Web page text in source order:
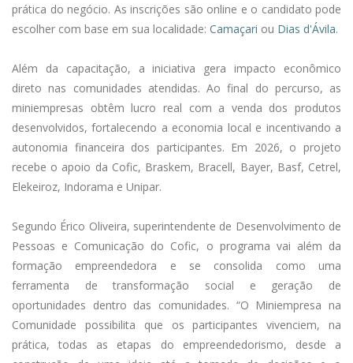
prática do negócio. As inscrições são online e o candidato pode
escolher com base em sua localidade: Camaçari ou Dias d'Ávila.
Além da capacitação, a iniciativa gera impacto econômico
direto nas comunidades atendidas. Ao final do percurso, as
miniempresas obtêm lucro real com a venda dos produtos
desenvolvidos, fortalecendo a economia local e incentivando a
autonomia financeira dos participantes. Em 2026, o projeto
recebe o apoio da Cofic, Braskem, Bracell, Bayer, Basf, Cetrel,
Elekeiroz, Indorama e Unipar.
Segundo Érico Oliveira, superintendente de Desenvolvimento de
Pessoas e Comunicação do Cofic, o programa vai além da
formação empreendedora e se consolida como uma
ferramenta de transformação social e geração de
oportunidades dentro das comunidades. “O Miniempresa na
Comunidade possibilita que os participantes vivenciem, na
prática, todas as etapas do empreendedorismo, desde a